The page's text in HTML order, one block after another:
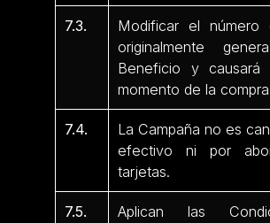
7.3.
Modificar el número
originalmente
Beneficio y causará
momento de la
7.4.
La Campaña no es
efectivo ni por
tarjetas.
7.5.
Aplican las